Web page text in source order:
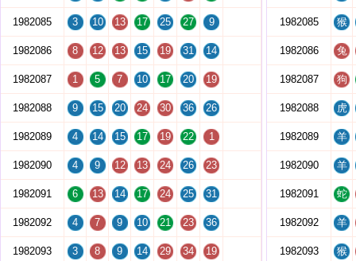
1982085 3 10 13 17 25 27 9
1982086 8 12 13 15 19 31 14
1982087 1 5 7 10 17 20 19
1982088 9 15 20 24 30 36 26
1982089 4 14 15 17 19 22 1
1982090 4 9 12 13 24 26 23
1982091 6 13 14 17 24 25 31
1982092 4 7 9 10 21 23 36
1982093 3 8 9 14 29 34 19
1982085 猴
1982086 兔
1982087 狗
1982088 虎
1982089 羊
1982090 羊
1982091 蛇
1982092 羊
1982093 猴